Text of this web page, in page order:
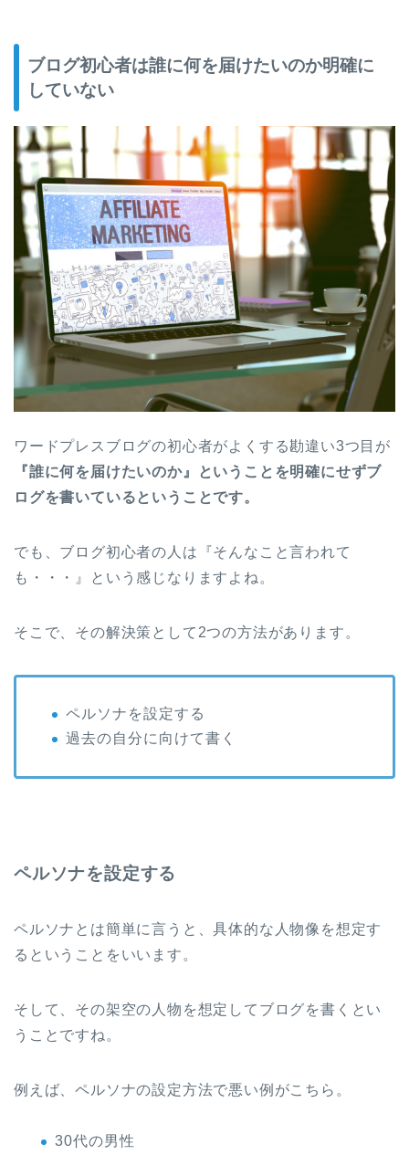
ブログ初心者は誰に何を届けたいのか明確に
していない
ワードプレスブログの初心者がよくする勘違い3つ目が
『誰に何を届けたいのか』ということを明確にせずブ
ログを書いているということです。
でも、ブログ初心者の人は『そんなこと言われて
も・・・』という感じなりますよね。
そこで、その解決策として2つの方法があります。
ペルソナを設定する
過去の自分に向けて書く
ペルソナを設定する
ペルソナとは簡単に言うと、具体的な人物像を想定す
るということをいいます。
そして、その架空の人物を想定してブログを書くとい
うことですね。
例えば、ペルソナの設定方法で悪い例がこちら。
30代の男性